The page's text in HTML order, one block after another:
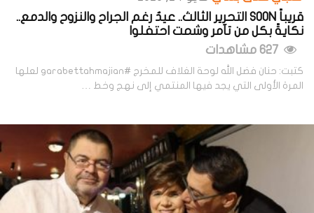
قريباً SOON التحرير الثالث.. عيدٌ رغم الجراح والنزوح والدمع..
نكايةً بكل من تآمر وشمت احتفلوا
كتبت: حنان فضل الله لوحة الغلاف للمخرج #garabettahmajian لعلها
المرة الأولى التي يجد فيها المنتمي إلى نهج وخط …